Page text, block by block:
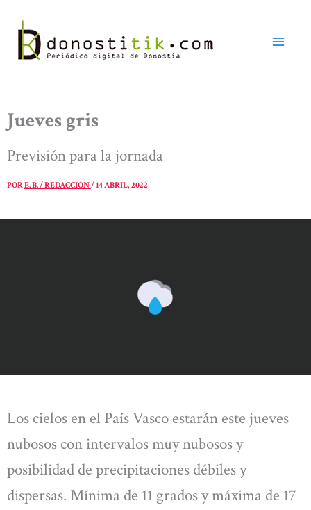
contenido
Jueves gris
Previsión para la jornada
PORE. B. / REDACCIÓN/14 ABRIL, 2022
Los cielos en el País Vasco estarán este jueves
nubosos con intervalos muy nubosos y
posibilidad de precipitaciones débiles y
dispersas. Mínima de 11 grados y máxima de 17